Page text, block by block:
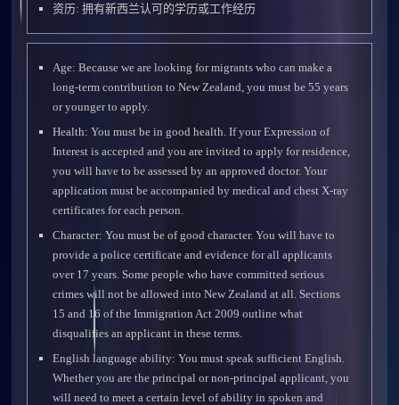
资历: 拥有新西兰认可的学历或工作经历
Age: Because we are looking for migrants who can make a
long-term contribution to New Zealand, you must be 55 years
or younger to apply.
Health: You must be in good health. If your Expression of
Interest is accepted and you are invited to apply for residence,
you will have to be assessed by an approved doctor. Your
application must be accompanied by medical and chest X-ray
certificates for each person.
Character: You must be of good character. You will have to
provide a police certificate and evidence for all applicants
over 17 years. Some people who have committed serious
crimes will not be allowed into New Zealand at all. Sections
15 and 16 of the Immigration Act 2009 outline what
disqualifies an applicant in these terms.
English language ability: You must speak sufficient English.
Whether you are the principal or non-principal applicant, you
will need to meet a certain level of ability in spoken and